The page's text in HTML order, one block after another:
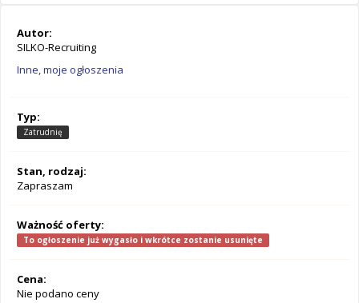
Autor:
SILKO-Recruiting
Inne, moje ogłoszenia
Typ:
Zatrudnię
Stan, rodzaj:
Zapraszam
Ważność oferty:
To ogłoszenie już wygasło i wkrótce zostanie usunięte
Cena:
Nie podano ceny